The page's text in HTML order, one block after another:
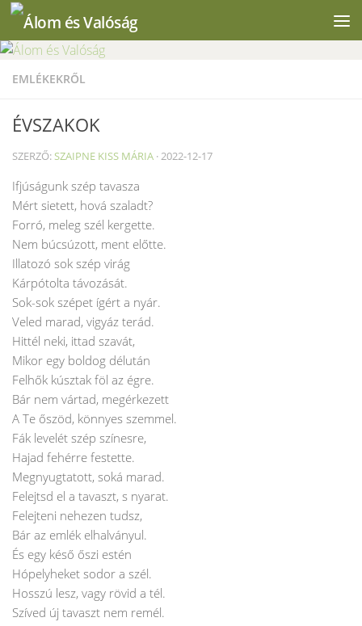
Skip to content
EMLÉKEKRŐL
ÉVSZAKOK
SZERZŐ:SZAIPNE KISS MÁRIA ·2022-12-17
Ifjúságunk szép tavasza
Mért sietett, hová szaladt?
Forró, meleg szél kergette.
Nem búcsúzott, ment előtte.
Illatozó sok szép virág
Kárpótolta távozását.
Sok-sok szépet ígért a nyár.
Veled marad, vigyáz terád.
Hittél neki, ittad szavát,
Mikor egy boldog délután
Felhők kúsztak föl az égre.
Bár nem vártad, megérkezett
A Te őszöd, könnyes szemmel.
Fák levelét szép színesre,
Hajad fehérre festette.
Megnyugtatott, soká marad.
Felejtsd el a tavaszt, s nyarat.
Felejteni nehezen tudsz,
Bár az emlék elhalványul.
És egy késő őszi estén
Hópelyheket sodor a szél.
Hosszú lesz, vagy rövid a tél.
Szíved új tavaszt nem remél.